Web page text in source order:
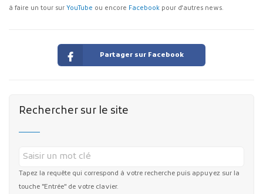
à faire un tour sur YouTube ou encore Facebook pour d'autres news.
Partager sur Facebook
Rechercher sur le site
Tapez la requête qui correspond à votre recherche puis appuyez sur la
touche "Entrée" de votre clavier.